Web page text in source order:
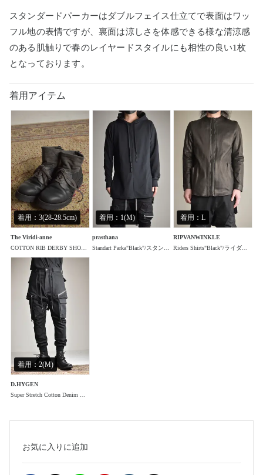
スタンダードパーカーはダブルフェイス仕立てで表面はワッ
フル地の表情ですが、裏面は涼しさを体感できる様な清涼感
のある肌触りで春のレイヤードスタイルにも相性の良い1枚
となっております。
着用アイテム
着用：3(28-28.5cm)
The Viridi-anne
着用：1(M)
prasthana
着用：L
RIPVANWINKLE
着用：2(M)
D.HYGEN
お気に入り に追加